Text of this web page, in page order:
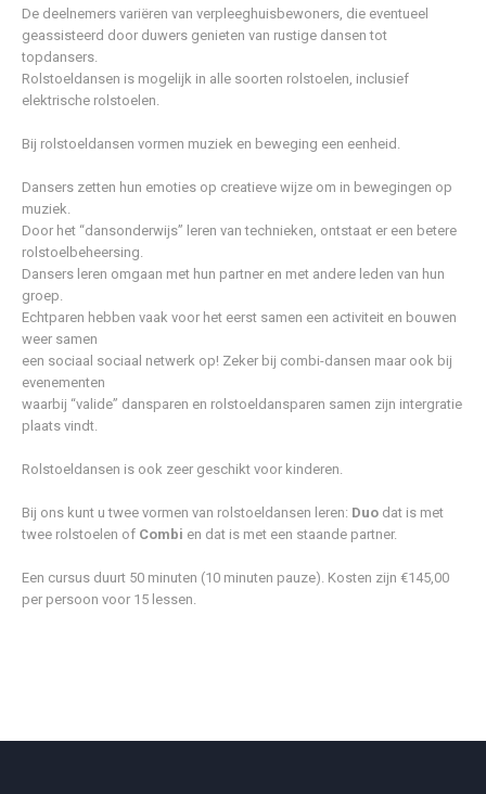
De deelnemers variëren van verpleeghuisbewoners, die eventueel
geassisteerd door duwers genieten van rustige dansen tot
topdansers.
Rolstoeldansen is mogelijk in alle soorten rolstoelen, inclusief
elektrische rolstoelen.
Bij rolstoeldansen vormen muziek en beweging een eenheid.
Dansers zetten hun emoties op creatieve wijze om in bewegingen op
muziek.
Door het “dansonderwijs” leren van technieken, ontstaat er een betere
rolstoelbeheersing.
Dansers leren omgaan met hun partner en met andere leden van hun
groep.
Echtparen hebben vaak voor het eerst samen een activiteit en bouwen
weer samen
een sociaal sociaal netwerk op! Zeker bij combi-dansen maar ook bij
evenementen
waarbij “valide” dansparen en rolstoeldansparen samen zijn intergratie
plaats vindt.
Rolstoeldansen is ook zeer geschikt voor kinderen.
Bij ons kunt u twee vormen van rolstoeldansen leren: Duo dat is met
twee rolstoelen of Combi en dat is met een staande partner.
Een cursus duurt 50 minuten (10 minuten pauze). Kosten zijn €145,00
per persoon voor 15 lessen.